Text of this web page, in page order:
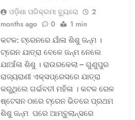
ଓଡ଼ିଶା ପରିକ୍ରମା ବ୍ୟୁରୋ
2
months ago
0 1 min
କଟକ: ଟ୍ରେନରେ ଯାଁଳା ଶିଶୁ ଜନ୍ମ ।
ଟ୍ରେନ ଯାତ୍ରା ବେଳେ ଜନ୍ମ ନେଲେ
ଯାଆଁଳା ଶିଶୁ । ରାଉରକେଲା – ଗୁଣୁପୁର
ରାଜ୍ୟରାଣୀ ଏକ୍ସପ୍ରେସରେ ଯାତ୍ରା
କରୁଥିଲେ ଗର୍ଭବତୀ ମହିଳା । କଟକ ରେଳ
ଷ୍ଟେସନ ଠାରେ ଟ୍ରେନ ଭିତରେ ପ୍ରଥମ
ଶିଶୁ ଜନ୍ମ ପରେ ଆମ୍ବୁଲାନ୍ସରେ